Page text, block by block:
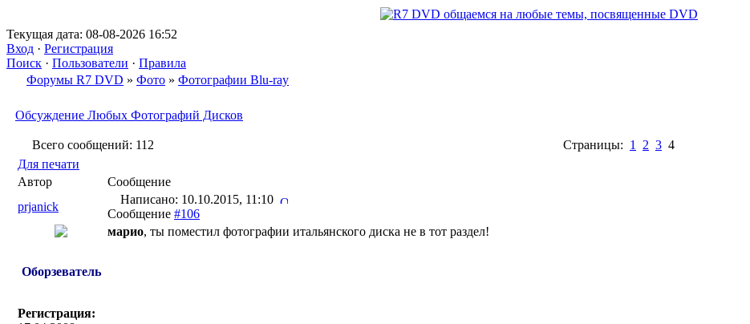
Текущая дата: 08-08-2026 16:52
Вход · Регистрация
Поиск · Пользователи · Правила
Форумы R7 DVD » Фото » Фотографии Blu-ray
Обсуждение Любых Фотографий Дисков
Всего сообщений: 112 Страницы: 1 2 3 4
Для печати
Автор
Сообщение
prjanick
Написано: 10.10.2015, 11:10
Сообщение #106
Оборзеватель
Регистрация:
марио, ты поместил фотографии итальянского диска не в тот раздел!